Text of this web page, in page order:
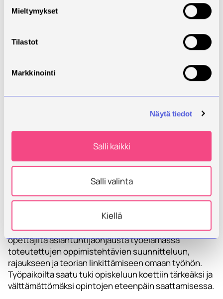
Mieltymykset
Tilastot
Markkinointi
Näytä tiedot
Salli kaikki
Salli valinta
Kiellä
opintojen
opiskelijapalautteen perusteella voidaan todeta, että
merkityksellisinä oman asiantuntijuuden ja
pedagogisen osaamisen kehittymisessä.
käytännön yhdistymisen, tuoneen osaamista työn
kehittämiseen ja vaikuttaneen myönteisesti myös
Opinnollistaminen oli uudenlainen
oppimismenetelmä, joka koettiin aluksi haasteellisena
ja ohjauksen tarve oli suurta. Opiskelijat tarvitsivat
opettajilta asiantuntijaohjausta työelämässä
toteutettujen oppimistehtävien suunnitteluun,
rajaukseen ja teorian linkittämiseen omaan työhön.
Työpaikoilta saatu tuki opiskeluun koettiin tärkeäksi ja
välttämättömäksi opintojen eteenpäin saattamisessa.